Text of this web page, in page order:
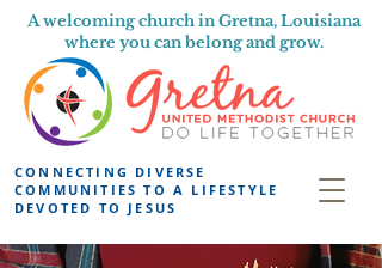
A welcoming church in Gretna, Louisiana
where you can belong and grow.
CONNECTING DIVERSE
COMMUNITIES TO A LIFESTYLE
DEVOTED TO JESUS